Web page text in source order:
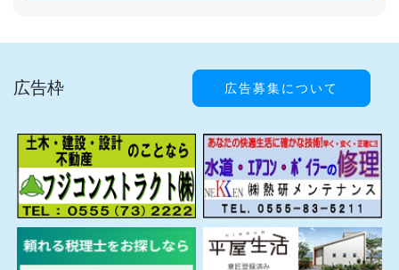
広告枠 広告募集について